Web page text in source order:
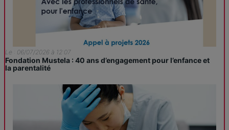
Le : 06/07/2026 à 12:07
Fondation Mustela : 40 ans d’engagement pour l’enfance et
la parentalité